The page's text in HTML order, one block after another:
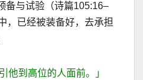
备与试验（诗篇105:16–
，已经被装备好，去承担
他到高位的人面前。」